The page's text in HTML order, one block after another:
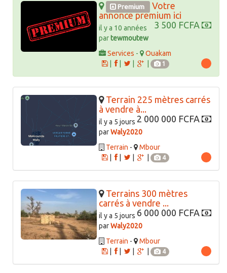
Premium
Votre
annonce premium ici
3 500 FCFA
il y a 10 années
partewmoutew
Services -
Ouakam
|
1
Terrain 225 mètres carrés
à vendre à...
2 000 000 FCFA
il y a 5 jours
parWaly2020
Terrain -
Mbour
|
4
Terrains 300 mètres
carrés à vendre ...
6 000 000 FCFA
il y a 5 jours
parWaly2020
Terrain -
Mbour
|
4